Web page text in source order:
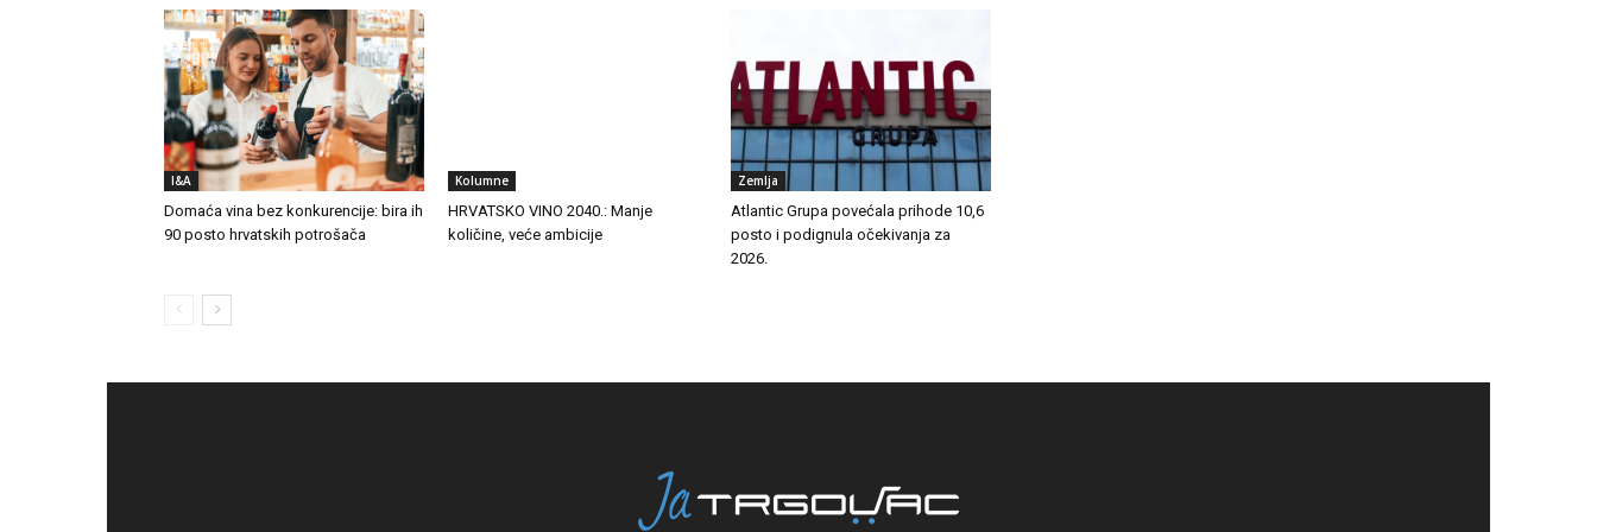
I&A
Domaća vina bez konkurencije: bira ih
90 posto hrvatskih potrošača
Kolumne
HRVATSKO VINO 2040.: Manje
količine, veće ambicije
Zemlja
Atlantic Grupa povećala prihode 10,6
posto i podignula očekivanja za
2026.